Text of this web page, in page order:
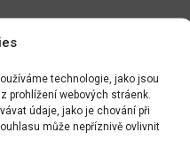
technologie, jako jsou
prohlížení webových stráenk.
údaje, jako je chování při
může nepříznivě ovlivnit